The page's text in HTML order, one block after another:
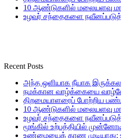
10 ஆண்டுகளில் மலையளவு
உழவர் சந்தைகளை
Recent Posts
அந்த ஒளியாக நீயாக
நமக்கான வாழ்க்கையை
திறமையாளரைப் போற்றிய
10 ஆண்டுகளில் மலையளவு
உழவர் சந்தைகளை
மூங்கில் உற்பத்தியில்
உண்மையைக் காண